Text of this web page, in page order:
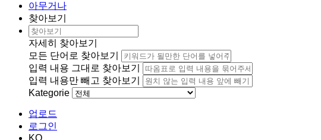
아무거나
찾아보기
자세히 찾아보기
모든 단어로 찾아보기
입력 내용 그대로 찾아보기
입력 내용만 빼고 찾아보기
Kategorie
업로드
로그인
KO